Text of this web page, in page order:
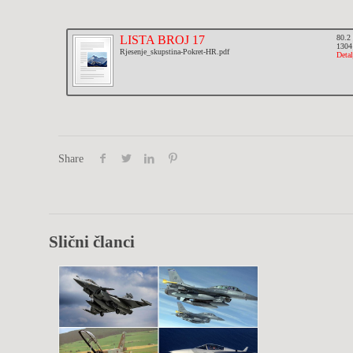
LISTA BROJ 17
Rjesenje_skupstina-Pokret-HR.pdf
80.2
Share
Slični članci